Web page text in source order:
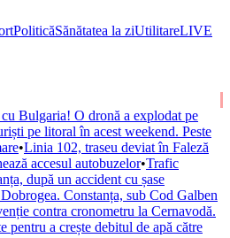
PoliticăSănătatea la ziUtilitareLIVE
Bulgaria! O dronă a explodat pe
pe litoral în acest weekend. Peste
•Linia 102, traseu deviat în Faleză
accesul autobuzelor•Trafic
după un accident cu șase
Constanța, sub Cod Galben
contra cronometru la Cernavodă.
pentru a crește debitul de apă către